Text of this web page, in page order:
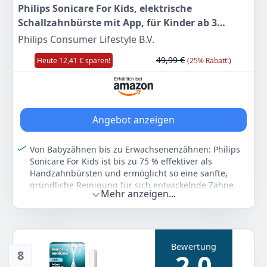
Farbe Hersteller
Pink PHILIPS 214 g
47 89 €
UVP:49,99 €
Anzeigen
Philips Sonicare For Kids, elektrische
Schallzahnbürste mit App, für Kinder ab 3
Jahren, mit SmarTimer und QuadPacer für eine
gründliche Reinigung, Rosa, Modell HX6352/42
Philips Consumer Lifestyle B.V.
Heute 12,41 € sparen! 49,99 € (25% Rabatt!)
Angebot anzeigen
Von Babyzähnen bis zu Erwachsenenzähnen: Philips
Sonicare For Kids ist bis zu 75 % effektiver als
Handzahnbürsten und ermöglicht so eine sanfte,
gründliche Reinigung für sich entwickelnde Zähne
Für sich entwickelnde Zähne: speziell entwickelter
Bürstenkopf für Kinder zum Schutz von Zahnschmelz
So macht das Putzen Spaß: Philips Sonicare For Kids
überwacht den Fortschritt Ihres Kindes beim Putzen,
Mehr anzeigen...
8
Bewertung